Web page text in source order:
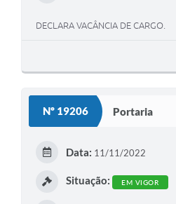
DECLARA VACÂNCIA DE CARGO.
Nº 19206 Portaria
Data: 11/11/2022
Situação: EM VIGOR